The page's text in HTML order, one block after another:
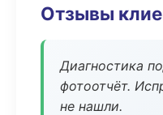
Отзывы
Диагностика
фотоотчёт.
не нашли.